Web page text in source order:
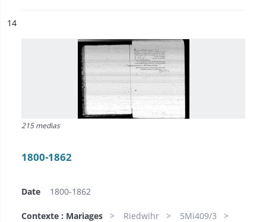
n°
14
215 medias
1800-1862
Date 1800-1862
Contexte : Mariages Riedwihr
5Mi409/3